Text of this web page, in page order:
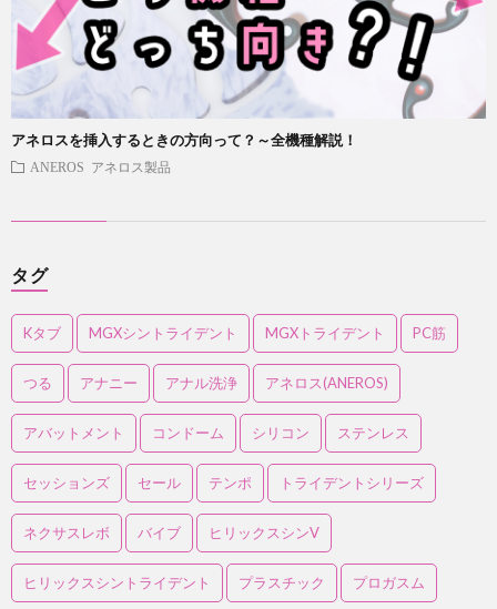
アネロスを挿入するときの方向って？～全機種解説！
ANEROS アネロス製品
タグ
Kタブ MGXシントライデント MGXトライデント PC筋
つる アナニー アナル洗浄 アネロス(ANEROS)
アバットメント コンドーム シリコン ステンレス
セッションズ セール テンポ トライデントシリーズ
ネクサスレボ バイブ ヒリックスシンV
ヒリックスシントライデント プラスチック プロガスム